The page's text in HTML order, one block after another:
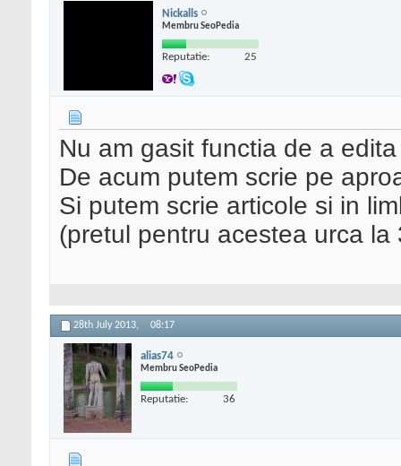
Nickalls
Membru SeoPedia
Reputatie: 25
Nu am gasit functia de a
De acum putem scrie pe
Si putem scrie articole si in
(pretul pentru acestea urca
28th July 2013, 08:17
alias74
Membru SeoPedia
Reputatie: 36